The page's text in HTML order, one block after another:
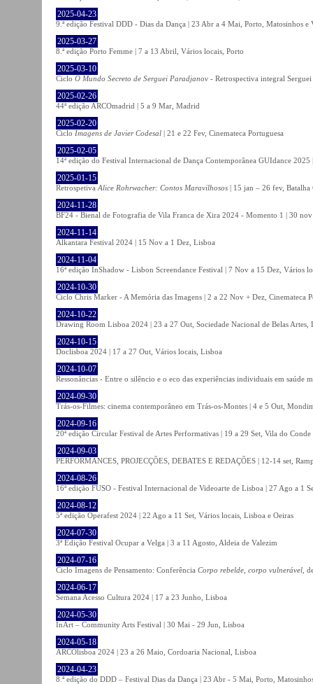
2025-04-23
9.ª edição Festival DDD - Dias da Dança | 23 Abr a 4 Mai, Porto, Matosinhos e
2025-03-27
8.ª edição Porto Femme | 7 a 13 Abril, Vários locais, Porto
2025-03-10
Ciclo O Mundo Secreto de Serguei Paradjanov - Retrospectiva integral
2025-02-26
44ª edição ARCOmadrid | 5 a 9 Mar, Madrid
2025-02-20
Ciclo Imagens de Javier Codesal | 21 e 22 Fev, Cinemateca Portuguesa
2025-02-05
14ª edição do Festival Internacional de Dança Contemporânea GUIdance 2025
2025-01-15
Retrospetiva Alice Rohrwacher: Contos Maravilhosos | 15 jan – 26 fev, Batalha
2024-11-28
BF24 - Bienal de Fotografia de Vila Franca de Xira 2024 - Momento 1 | 30
2024-11-14
Alkantara Festival 2024 | 15 Nov a 1 Dez, Lisboa
2024-11-04
16ª edição InShadow - Lisbon Screendance Festival | 7 Nov a 15 Dez, Vários
2024-10-30
Ciclo Chris Marker - A Memória das Imagens | 2 a 22 Nov + Dez, Cinemateca
2024-10-22
Drawing Room Lisboa 2024 | 23 a 27 Out, Sociedade Nacional de Belas Artes,
2024-10-15
Doclisboa 2024 | 17 a 27 Out, Vários locais, Lisboa
2024-10-07
Ressonâncias - Entre o silêncio e o eco das experiências individuais em
2024-09-30
Trás-os-Filmes: cinema contemporâneo em Trás-os-Montes | 4 e 5 Out,
2024-09-16
20ª edição Circular Festival de Artes Performativas | 19 a 29 Set, Vila do Conde
2024-09-03
PERFORMANCES, PROJECÇÕES, DEBATES E REDAÇÕES | 12-14 set,
2024-08-26
16ª edição FUSO - Festival Internacional de Videoarte de Lisboa | 27 Ago a 1
2024-08-12
5ª edição Operafest 2024 | 22 Ago a 11 Set, Vários locais, Lisboa e Oeiras
2024-07-30
3ª Edição Festival Ocupar a Velga | 3 a 11 Agosto, Aldeia de Valezim
2024-07-16
Ciclo Imagens de Pensamento: Conferência Corpo rebelde, corpo vulnerável ,
2024-06-17
Semana Acesso Cultura 2024 | 17 a 23 Junho, Lisboa
2024-05-30
InArt – Community Arts Festival | 30 Mai - 29 Jun, Lisboa
2024-05-18
ARCOlisboa 2024 | 23 a 26 Maio, Cordoaria Nacional, Lisboa
2024-04-23
8.ª edição do DDD – Festival Dias da Dança | 23 Abr - 5 Mai, Porto,